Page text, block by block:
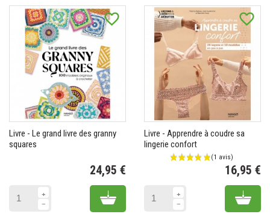
favorite_border
Livre - Le grand livre des granny
squares
24,95 €
Add to cart
favorite_border
Livre - Apprendre à coudre sa
lingerie confort
16,95 €
Add